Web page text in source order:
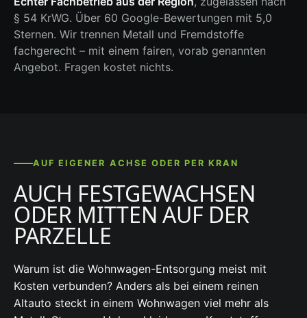
§ 54 KrWG. Über 60 Google-Bewertungen mit 5,0
Sternen. Wir trennen Metall und Fremdstoffe
fachgerecht – mit einem fairen, vorab genannten
Angebot. Fragen kostet nichts.
AUF EIGENER ACHSE ODER PER KRAN
AUCH FESTGEWACHSEN
ODER MITTEN AUF DER
PARZELLE
Warum ist die Wohnwagen-Entsorgung meist mit
Kosten verbunden? Anders als bei einem reinen
Altauto steckt in einem Wohnwagen viel mehr als